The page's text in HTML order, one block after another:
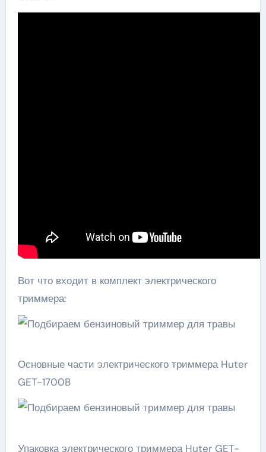
Вот что входит в комплект электрического
триммера:
Основные части электрического триммера Huter
GET-1700B
Упаковка электрического триммера Huter GET-